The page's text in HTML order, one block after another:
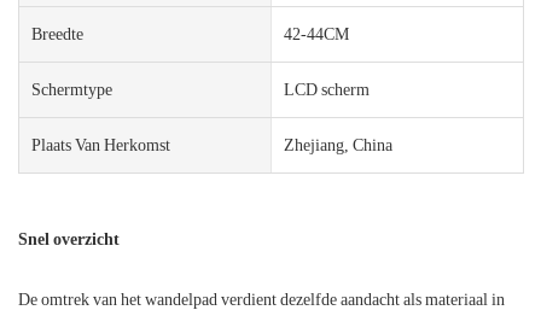
Breedte 42-44CM
Schermtype LCD scherm
Plaats Van Herkomst Zhejiang, China
Snel overzicht
De omtrek van het wandelpad verdient dezelfde aandacht als materiaal in